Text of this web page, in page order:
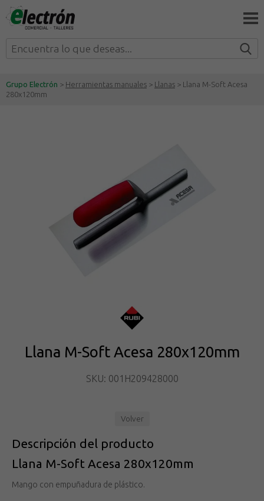
Grupo Electrón > Herramientas manuales > Llanas > Llana M-Soft Acesa
280x120mm
Llana M-Soft Acesa 280x120mm
SKU: 001H209428000
Volver
Descripción del producto
Llana M-Soft Acesa 280x120mm
Mango con empuñadura de plástico.